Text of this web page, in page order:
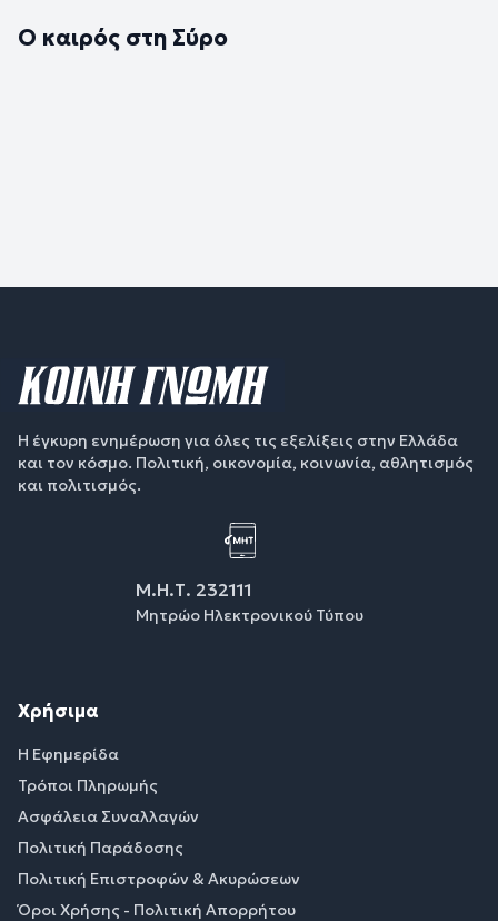
Ο καιρός στη Σύρο
Η έγκυρη ενημέρωση για όλες τις εξελίξεις στην Ελλάδα
και τον κόσμο. Πολιτική, οικονομία, κοινωνία, αθλητισμός
και πολιτισμός.
Μ.Η.Τ. 232111
Μητρώο Ηλεκτρονικού Τύπου
Χρήσιμα
Η Εφημερίδα
Τρόποι Πληρωμής
Ασφάλεια Συναλλαγών
Πολιτική Παράδοσης
Πολιτική Επιστροφών & Ακυρώσεων
Όροι Χρήσης - Πολιτική Απορρήτου